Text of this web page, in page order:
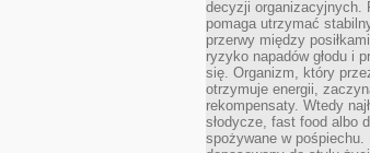
decyzji organizacyjnych.
pomaga utrzymać
przerwy między
ryzyko napadów głodu i
się. Organizm, który
otrzymuje energii,
rekompensaty. Wtedy
słodycze, fast food albo
spożywane w